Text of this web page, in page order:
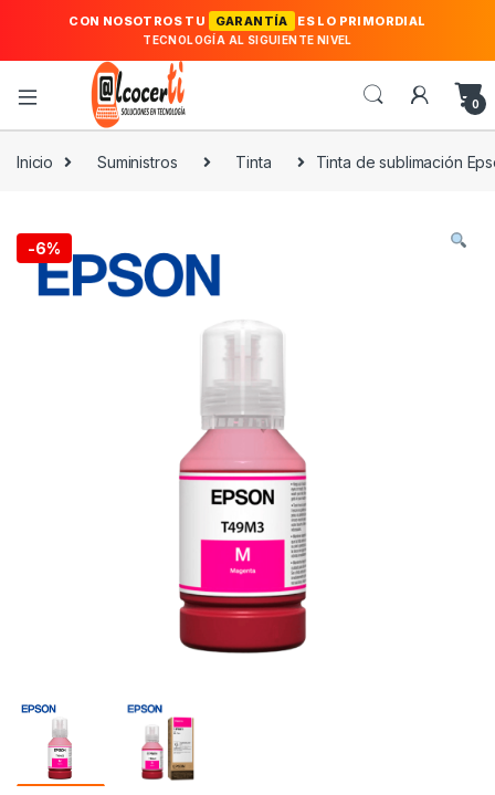
CON NOSOTROS TU GARANTÍA ES LO PRIMORDIAL
TECNOLOGÍA AL SIGUIENTE NIVEL
0
Inicio Suministros Tinta Tinta de sublimación
-6%